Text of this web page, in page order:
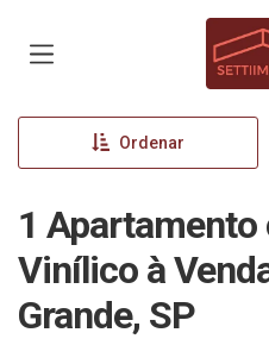
Ordenar
1
Vinílico à
Grande, SP